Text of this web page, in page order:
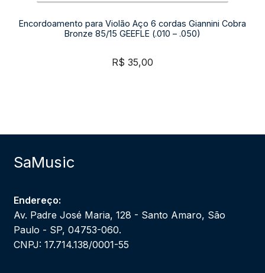
Encordoamento para Violão Aço 6 cordas Giannini Cobra
Bronze 85/15 GEEFLE (.010 – .050)
R$ 35,00
SaMusic
Endereço:
Av. Padre José Maria, 128 - Santo Amaro, São
Paulo - SP, 04753-060.
CNPJ: 17.714.138/0001-55